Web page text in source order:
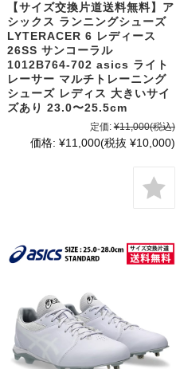
【サイズ交換片道送料無料】ア
シックス ランニングシューズ
LYTERACER 6 レディース
26SS サンコーラル
1012B764-702 asics ライト
レーサー マルチトレーニング
シューズ レディス 大きいサイ
ズあり 23.0〜25.5cm
定価: ¥11,000(税込)
価格: ¥11,000(税抜 ¥10,000)